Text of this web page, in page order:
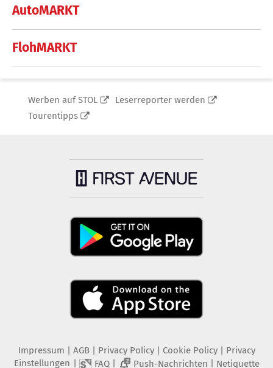
AutoMARKT
FlohMARKT
Werben auf STOL
Leserreporter werden
Tourentipps
Impressum AGB Privacy Policy| Cookie Policy| Privacy
Einstellungen
FAQ| 2 Push-Nachrichten Netiquette